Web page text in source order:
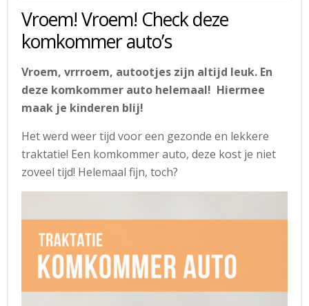
Vroem! Vroem! Check deze
komkommer auto’s
Vroem, vrrroem, autootjes zijn altijd leuk. En
deze komkommer auto helemaal! Hiermee
maak je kinderen blij!
Het werd weer tijd voor een gezonde en lekkere
traktatie! Een komkommer auto, deze kost je niet
zoveel tijd! Helemaal fijn, toch?